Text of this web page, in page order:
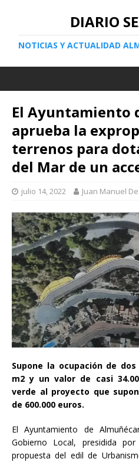
DIARIO
NOTICIAS Y ACTUALIDAD
El Ayuntamiento
aprueba la
terrenos para
del Mar de un
julio 14, 2022 Juan Manuel
Supone la ocupación de
m2 y un valor de casi
verde al proyecto que
de 600.000 euros.
El Ayuntamiento de
Gobierno Local, presidida
propuesta del edil de